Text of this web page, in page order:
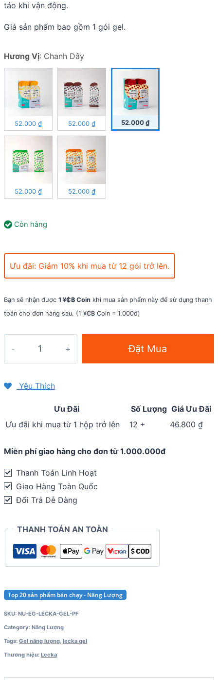
táo khi vận động.
Giá sản phẩm bao gồm 1 gói gel.
Hương Vị: Chanh Dây
52.000 ₫ 52.000 ₫ 52.000₫
52.000 ₫ 52.000 ₫
Còn hàng
Ưu đãi: Giảm 10% khi mua từ 12 gói trở lên.
Bạn sẽ nhận được 1 ¥₵฿ Coin khi mua sản phẩm này để sử dụng thanh
toán cho đơn hàng sau. (1 ¥₵฿ Coin = 1.000đ)
Lecka
-
dây
Đặt Mua
Yêu Thích
Ưu Đãi Số Lượng Giá Ưu Đãi
Ưu đãi khi mua từ 1 hộp trở lên
12 + 46.800 ₫
Miễn phí giao hàng cho đơn từ 1.000.000đ
Thanh Toán Linh Hoạt
Giao Hàng Toàn Quốc
Đổi Trả Dễ Dàng
THANH TOÁN AN TOÀN
Top 20 sản phẩm bán chạy - Năng Lượng
SKU: NU-EG-LECKA-GEL-PF
Category: Năng Lượng
Tags: Gel năng lượng, lecka gel
Thương hiệu: Lecka